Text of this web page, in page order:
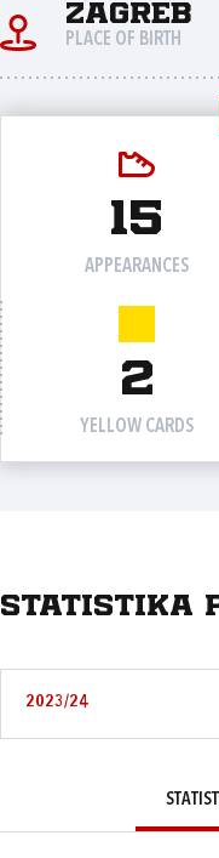
Zagreb
PLACE OF BIRTH
15
APPEARANCES
2
YELLOW CARDS
Statistika
2023/24